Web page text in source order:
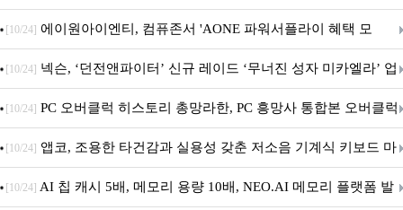
출시
[10/24] 에이원아이엔티, 컴퓨존서 'AONE 파워서플라이 혜택 모
음.ZIP' 이벤트 진행
[10/24] 넥슨, ‘던전앤파이터’ 신규 레이드 ‘무너진 성자 미카엘라’ 업
데이트!
[10/24] PC 오버클럭 히스토리 총망라한, PC 흥망사 통합본 오버클럭
특집(1-4편)
[10/24] 앱코, 조용한 타건감과 실용성 갖춘 저소음 기계식 키보드 마
우스 세트 'KM580' 출시
[10/24] AI 칩 캐시 5배, 메모리 용량 10배, NEO.AI 메모리 플랫폼 발